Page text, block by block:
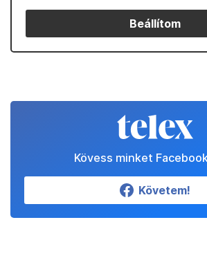
Beállítom
Kövess minket
Követem!